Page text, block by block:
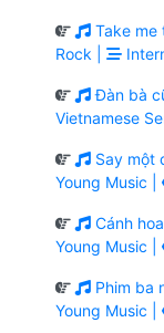
Take me
Rock |
Đàn bà
Vietnamese
Say một
Young Music |
Cánh
Young Music |
Phim ba
Young Music |